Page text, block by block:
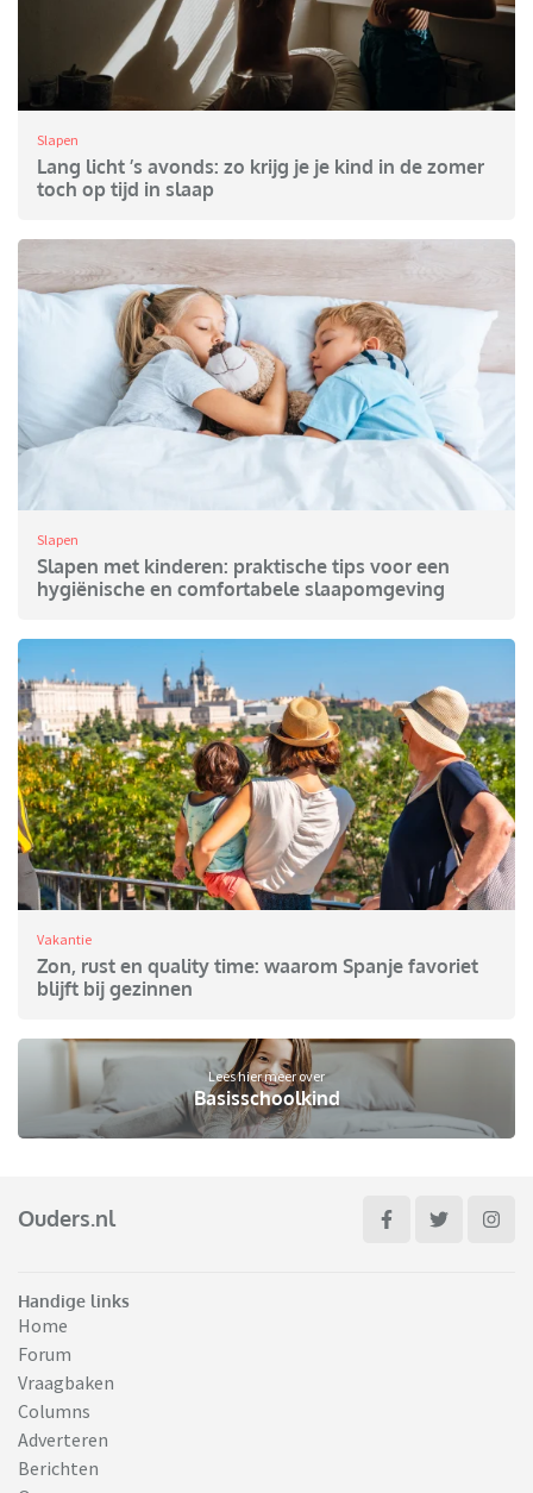
Slapen
Lang licht ’s avonds: zo krijg je je kind in de zomer
toch op tijd in slaap
Slapen
Slapen met kinderen: praktische tips voor een
hygiënische en comfortabele slaapomgeving
Vakantie
Zon, rust en quality time: waarom Spanje favoriet
blijft bij gezinnen
Lees hier meer over
Basisschoolkind
Ouders.nl
Handige links
Home
Forum
Vraagbaken
Columns
Adverteren
Berichten